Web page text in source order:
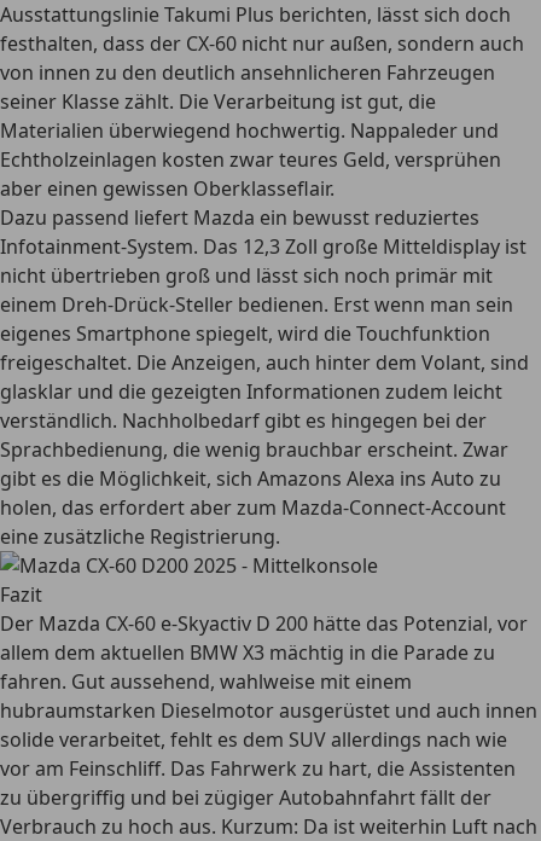
Ausstattungslinie Takumi Plus berichten, lässt sich doch
festhalten, dass der CX-60 nicht nur außen, sondern auch
von innen zu den deutlich ansehnlicheren Fahrzeugen
seiner Klasse zählt. Die Verarbeitung ist gut, die
Materialien überwiegend hochwertig. Nappaleder und
Echtholzeinlagen kosten zwar teures Geld, versprühen
aber einen gewissen Oberklasseflair.
Dazu passend liefert Mazda ein bewusst reduziertes
Infotainment-System. Das 12,3 Zoll große Mitteldisplay ist
nicht übertrieben groß und lässt sich noch primär mit
einem Dreh-Drück-Steller bedienen. Erst wenn man sein
eigenes Smartphone spiegelt, wird die Touchfunktion
freigeschaltet. Die Anzeigen, auch hinter dem Volant, sind
glasklar und die gezeigten Informationen zudem leicht
verständlich. Nachholbedarf gibt es hingegen bei der
Sprachbedienung, die wenig brauchbar erscheint. Zwar
gibt es die Möglichkeit, sich Amazons Alexa ins Auto zu
holen, das erfordert aber zum Mazda-Connect-Account
eine zusätzliche Registrierung.
Fazit
Der Mazda CX-60 e-Skyactiv D 200 hätte das Potenzial, vor
allem dem aktuellen BMW X3 mächtig in die Parade zu
fahren. Gut aussehend, wahlweise mit einem
hubraumstarken Dieselmotor ausgerüstet und auch innen
solide verarbeitet, fehlt es dem SUV allerdings nach wie
vor am Feinschliff. Das Fahrwerk zu hart, die Assistenten
zu übergriffig und bei zügiger Autobahnfahrt fällt der
Verbrauch zu hoch aus. Kurzum: Da ist weiterhin Luft nach